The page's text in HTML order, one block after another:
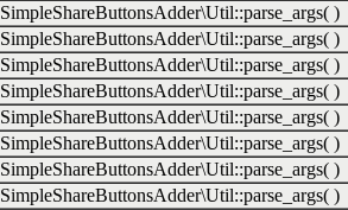
SimpleShareButtonsAdder\Util::parse_args( )
SimpleShareButtonsAdder\Util::parse_args( )
SimpleShareButtonsAdder\Util::parse_args( )
SimpleShareButtonsAdder\Util::parse_args( )
SimpleShareButtonsAdder\Util::parse_args( )
SimpleShareButtonsAdder\Util::parse_args( )
SimpleShareButtonsAdder\Util::parse_args( )
SimpleShareButtonsAdder\Util::parse_args( )